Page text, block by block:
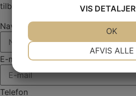
tilbage hurtigst muligt.
Navn
E-mail
Telefon
VIS DETALJER
AFVIS ALLE
OK